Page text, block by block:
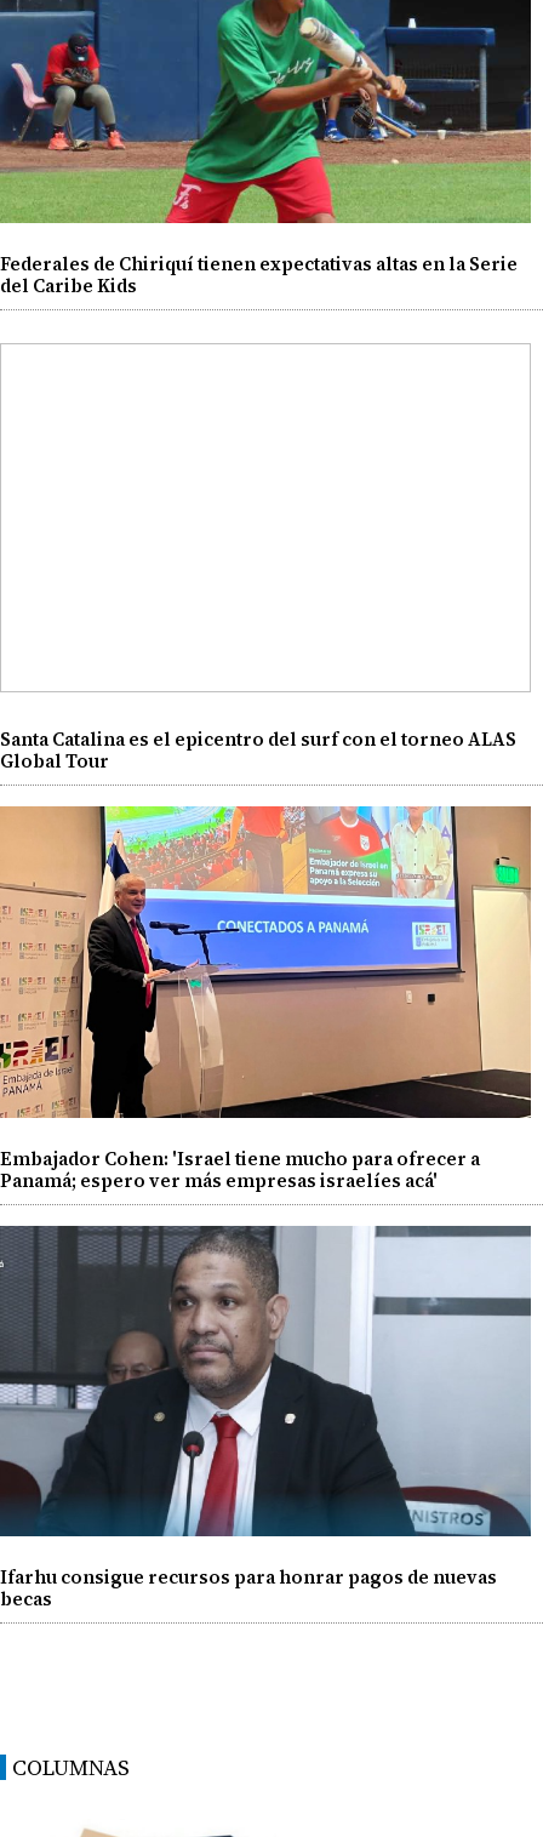
Federales de Chiriquí tienen expectativas altas en la Serie
del Caribe Kids
Santa Catalina es el epicentro del surf con el torneo ALAS
Global Tour
Embajador Cohen: 'Israel tiene mucho para ofrecer a
Panamá; espero ver más empresas israelíes acá'
Ifarhu consigue recursos para honrar pagos de nuevas
becas
COLUMNAS